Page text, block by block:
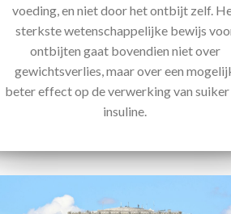
voeding, en niet door het ontbijt zelf.
sterkste wetenschappelijke bewijs
ontbijten gaat bovendien niet over
gewichtsverlies, maar over een
beter effect op de verwerking van suiker
insuline.